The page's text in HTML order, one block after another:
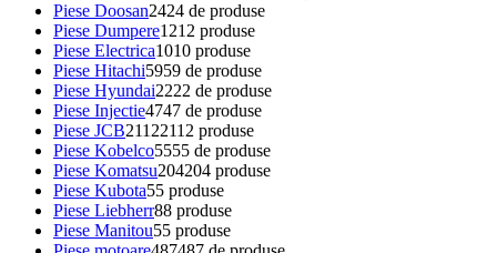
Piese Doosan2424 de produse
Piese Dumpere1212 produse
Piese Electrica1010 produse
Piese Hitachi5959 de produse
Piese Hyundai2222 de produse
Piese Injectie4747 de produse
Piese JCB21122112 produse
Piese Kobelco5555 de produse
Piese Komatsu204204 produse
Piese Kubota55 produse
Piese Liebherr88 produse
Piese Manitou55 produse